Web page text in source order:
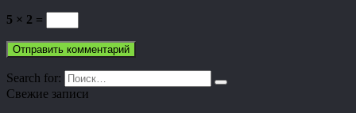
5 × 2 =
Search for:
Свежие записи